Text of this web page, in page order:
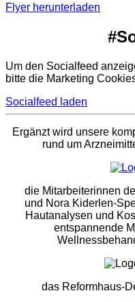
Flyer herunterladen
Um den Socialfeed
bitte die Marketing
Socialfeed laden
Ergänzt wird unsere
rund um
die Mitarbeiterinnen
und Nora Kiderlen-
Hautanalysen und
entspannende
das Reformhaus-